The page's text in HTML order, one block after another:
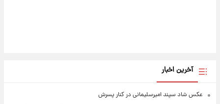
آخرین اخبار
عکس شاد سپند امیرسلیمانی در کنار پسرش